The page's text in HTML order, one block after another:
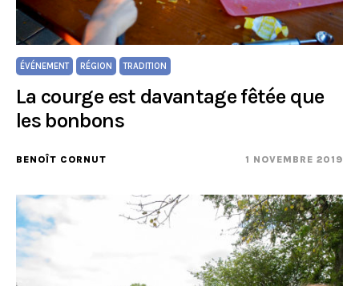
ÉVÉNEMENT RÉGION TRADITION
La courge est davantage fêtée que
les bonbons
BENOÎT CORNUT 1 NOVEMBRE 2019